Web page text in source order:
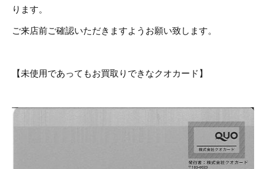
ります。
ご来店前ご確認いただきますようお願い致します。
【未使用であってもお買取りできなクオカード】